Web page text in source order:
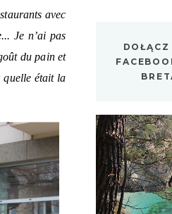
avec
Je n’ai pas
du pain et
quelle était la
DOŁĄCZ